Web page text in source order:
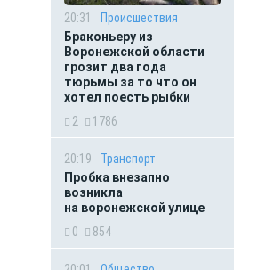
20:31
Происшествия
Браконьеру из
Воронежской области
грозит два года
тюрьмы за то что он
хотел поесть рыбки
2
1786
20:19
Транспорт
Пробка внезапно
возникла
на воронежской улице
0
854